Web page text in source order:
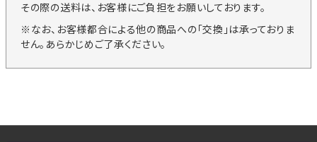
その際の送料は、お客様にご負担をお願いしております。
※なお、お客様都合による他の商品への「交換」は承っておりま
せん。あらかじめご了承ください。